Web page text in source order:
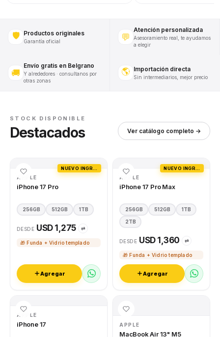
🛡️ Productos originales
Garantía oficial 💬
Atención personalizada
Asesoramiento real, te ayudamos
a elegir
🚚
Envío gratis en Belgrano
Y alrededores · consultanos por
otras zonas
🌎 Importación directa
Sin intermediarios, mejor precio
STOCK DISPONIBLE
Destacados Ver catálogo completo →
APPLE
iPhone 17 Pro
256GB 512GB 1TB
DESDE USD 1,275 ⇄
🎁 Funda + Vidrio templado
Agregar
APPLE
iPhone 17 Pro Max
256GB 512GB 1TB
2TB
DESDE USD 1,360 ⇄
🎁 Funda + Vidrio templado
Agregar
APPLE
iPhone 17 APPLE
MacBook Air 13" M5